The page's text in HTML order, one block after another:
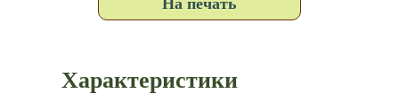
Характеристики